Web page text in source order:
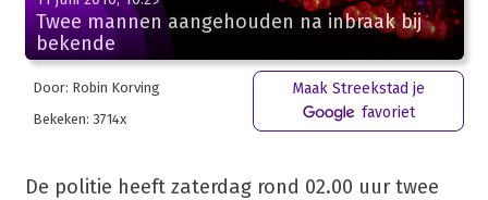
Twee mannen aangehouden na inbraak bij
bekende
Door: Robin Korving
Bekeken: 3714x
Maak Streekstad je
favoriet
De politie heeft zaterdag rond 02.00 uur twee